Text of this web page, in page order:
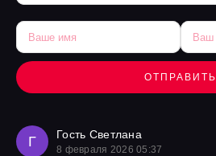
ОТПРАВИТЬ
Г Гость Светлана
8 февраля 2026 05:37